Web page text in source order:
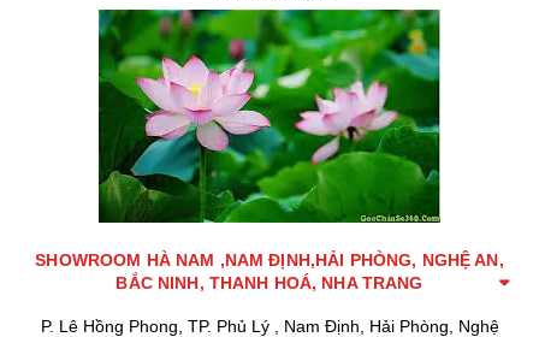
SHOWROOM HÀ NAM ,NAM ĐỊNH,HẢI PHÒNG, NGHỆ AN,
BẮC NINH, THANH HOÁ, NHA TRANG
P. Lê Hồng Phong, TP. Phủ Lý , Nam Định, Hải Phòng, Nghệ